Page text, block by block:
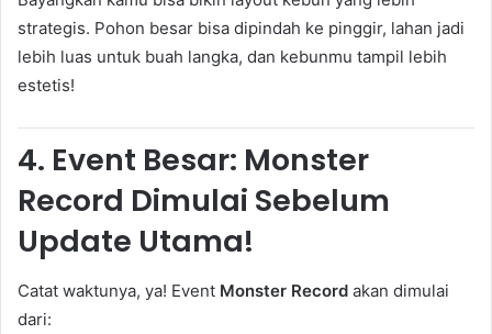
strategis. Pohon besar bisa dipindah ke pinggir, lahan jadi
lebih luas untuk buah langka, dan kebunmu tampil lebih
estetis!
4. Event Besar: Monster
Record Dimulai Sebelum
Update Utama!
Catat waktunya, ya! Event Monster Record akan dimulai
dari: